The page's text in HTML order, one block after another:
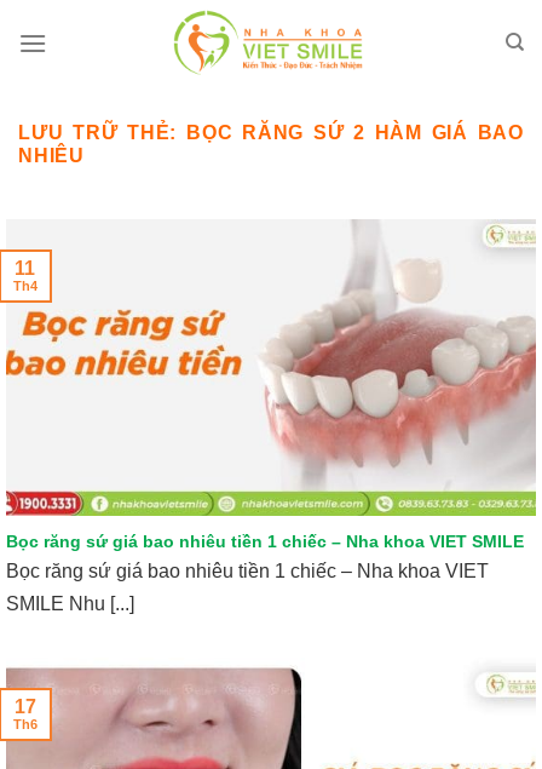
qua
LƯU TRỮ THẺ:
BỌC RĂNG SỨ 2 HÀM GIÁ BAO
NHIÊU
Bọc răng sứ giá bao nhiêu tiền 1 chiếc – Nha khoa VIET SMILE
Bọc răng sứ giá bao nhiêu tiền 1 chiếc – Nha khoa VIET
SMILE Nhu [...]
11
Th4
17
Th6